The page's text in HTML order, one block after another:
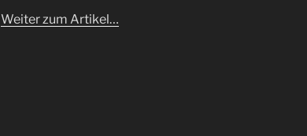
Weiter zum Artikel…